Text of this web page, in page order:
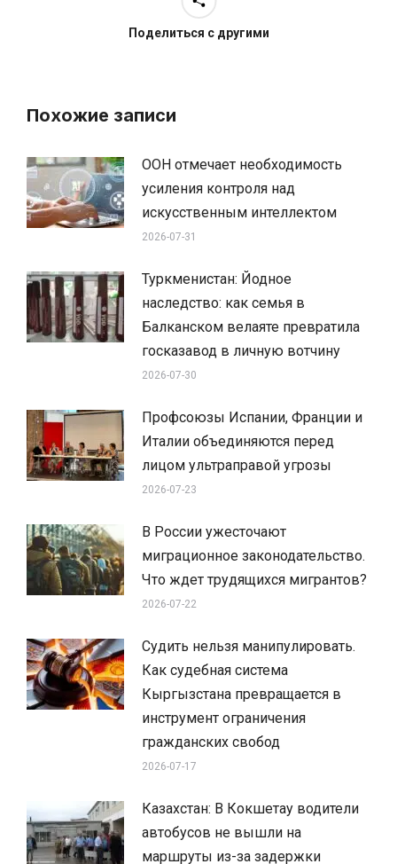
Поделиться с другими
Похожие записи
ООН отмечает необходимость
усиления контроля над
искусственным интеллектом
2026-07-31
Туркменистан: Йодное
наследство: как семья в
Балканском велаяте превратила
госказавод в личную вотчину
2026-07-30
Профсоюзы Испании, Франции и
Италии объединяются перед
лицом ультраправой угрозы
2026-07-23
В России ужесточают
миграционное законодательство.
Что ждет трудящихся мигрантов?
2026-07-22
Судить нельзя манипулировать.
Как судебная система
Кыргызстана превращается в
инструмент ограничения
гражданских свобод
2026-07-17
Казахстан: В Кокшетау водители
автобусов не вышли на
маршруты из-за задержки